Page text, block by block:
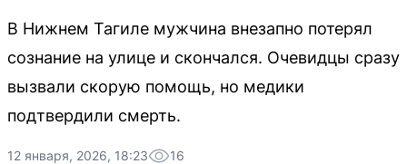
В Нижнем Тагиле мужчина внезапно потерял
сознание на улице и скончался. Очевидцы сразу
вызвали скорую помощь, но медики
подтвердили смерть.
12 января, 2026, 18:23 16